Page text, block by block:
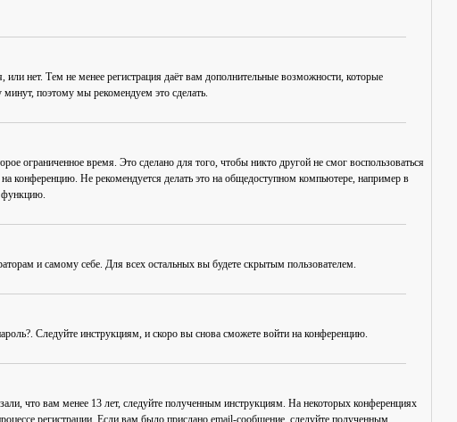
нет. Тем не менее регистрация даёт вам дополнительные возможности, которые
поэтому мы рекомендуем это сделать.
ограниченное время. Это сделано для того, чтобы никто другой не смог воспользоваться
конференцию. Не рекомендуется делать это на общедоступном компьютере, например в
функцию.
и самому себе. Для всех остальных вы будете скрытым пользователем.
. Следуйте инструкциям, и скоро вы снова сможете войти на конференцию.
что вам менее 13 лет, следуйте полученным инструкциям. На некоторых конференциях
регистрации. Если вам было прислано email-сообщение, следуйте полученным